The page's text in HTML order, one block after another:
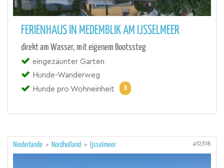
FERIENHAUS IN MEDEMBLIK AM IJSSELMEER
direkt am Wasser, mit eigenem Bootssteg
eingezäunter Garten
Hunde-Wanderweg
Hunde pro Wohneinheit
3
Niederlande > Nordholland > Ijsselmeer a12318